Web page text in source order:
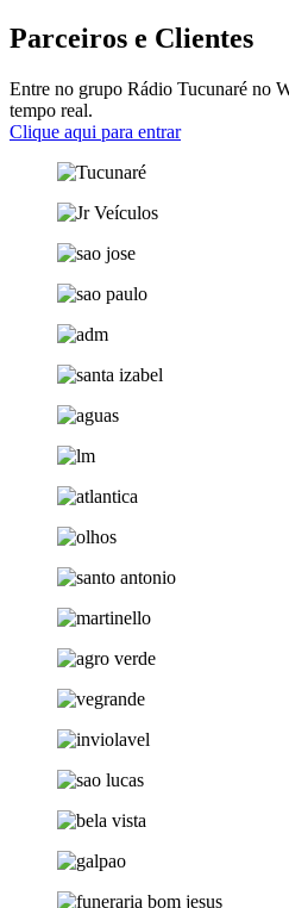
Parceiros e Clientes
Entre no grupo Rádio Tucunaré no
tempo real.
Clique aqui para entrar